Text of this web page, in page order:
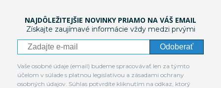
NAJDÔLEŽITEJŠIE NOVINKY PRIAMO NA VÁŠ EMAIL
Získajte zaujímavé informácie vždy medzi prvými
Odoberať
Vaše osobné údaje (email) budeme spracovávať len za týmto
účelom v súlade s platnou legislatívou a zásadami ochrany
osobných údajov. Súhlas potvrdíte kliknutím na odkaz, ktorý